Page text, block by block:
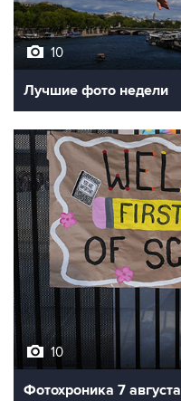
10
Лучшие фото недели
10
Фотохроника 7 августа